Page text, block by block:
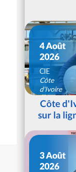
4 Août
2026
CIE
Côte
d'Ivoire
Côte
sur la
3 Août
2026